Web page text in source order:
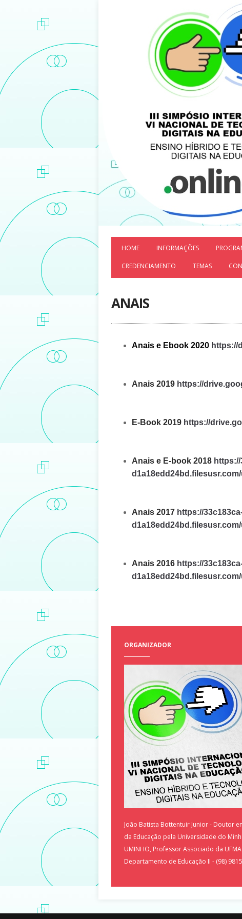
HOME INFORMAÇÕES
CREDENCIAMENTO TEMAS
ANAIS
Anais e Ebook 2020 https://
Anais 2019 https://
E-Book 2019 https://
Anais e E-book 2018
Anais 2017 https://
Anais 2016 https://
ORGANIZADOR
João Batista Bottentuir Junior - Doutor
da Educação pela Universidade do
UMINHO, Professor Associado da
Departamento de Educação II - (98)